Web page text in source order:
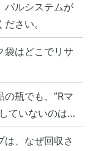
パルシステムが
さい。
袋はどこでリサ
瓶でも、”Rマ
ていないのはな
は、なぜ回収さ